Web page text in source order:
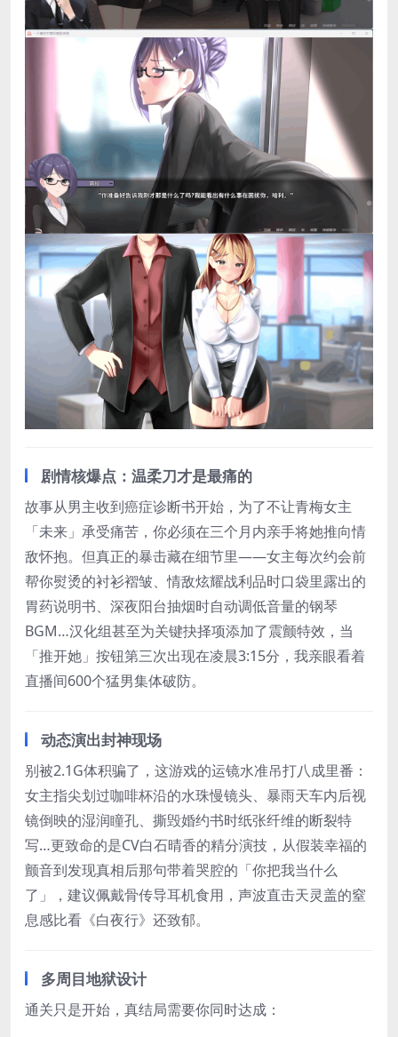
剧情核爆点：温柔刀才是最痛的
故事从男主收到癌症诊断书开始，为了不让青梅女主
「未来」承受痛苦，你必须在三个月内亲手将她推向情
敌怀抱。但真正的暴击藏在细节里——女主每次约会前
帮你熨烫的衬衫褶皱、情敌炫耀战利品时口袋里露出的
胃药说明书、深夜阳台抽烟时自动调低音量的钢琴
BGM…汉化组甚至为关键抉择项添加了震颤特效，当
「推开她」按钮第三次出现在凌晨3:15分，我亲眼看着
直播间600个猛男集体破防。
动态演出封神现场
别被2.1G体积骗了，这游戏的运镜水准吊打八成里番：
女主指尖划过咖啡杯沿的水珠慢镜头、暴雨天车内后视
镜倒映的湿润瞳孔、撕毁婚约书时纸张纤维的断裂特
写…更致命的是CV白石晴香的精分演技，从假装幸福的
颤音到发现真相后那句带着哭腔的「你把我当什么
了」，建议佩戴骨传导耳机食用，声波直击天灵盖的窒
息感比看《白夜行》还致郁。
多周目地狱设计
通关只是开始，真结局需要你同时达成：